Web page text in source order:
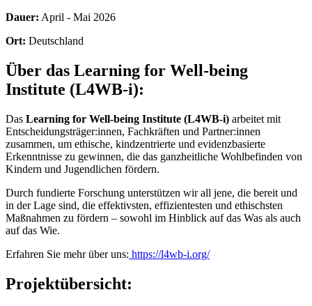
Dauer: April - Mai 2026
Ort: Deutschland
Über das Learning for Well-being
Institute (L4WB-i):
Das Learning for Well-being Institute (L4WB-i) arbeitet mit
Entscheidungsträger:innen, Fachkräften und Partner:innen
zusammen, um ethische, kindzentrierte und evidenzbasierte
Erkenntnisse zu gewinnen, die das ganzheitliche Wohlbefinden von
Kindern und Jugendlichen fördern.
Durch fundierte Forschung unterstützen wir all jene, die bereit und
in der Lage sind, die effektivsten, effizientesten und ethischsten
Maßnahmen zu fördern – sowohl im Hinblick auf das Was als auch
auf das Wie.
Erfahren Sie mehr über uns: https://l4wb-i.org/
Projektübersicht: